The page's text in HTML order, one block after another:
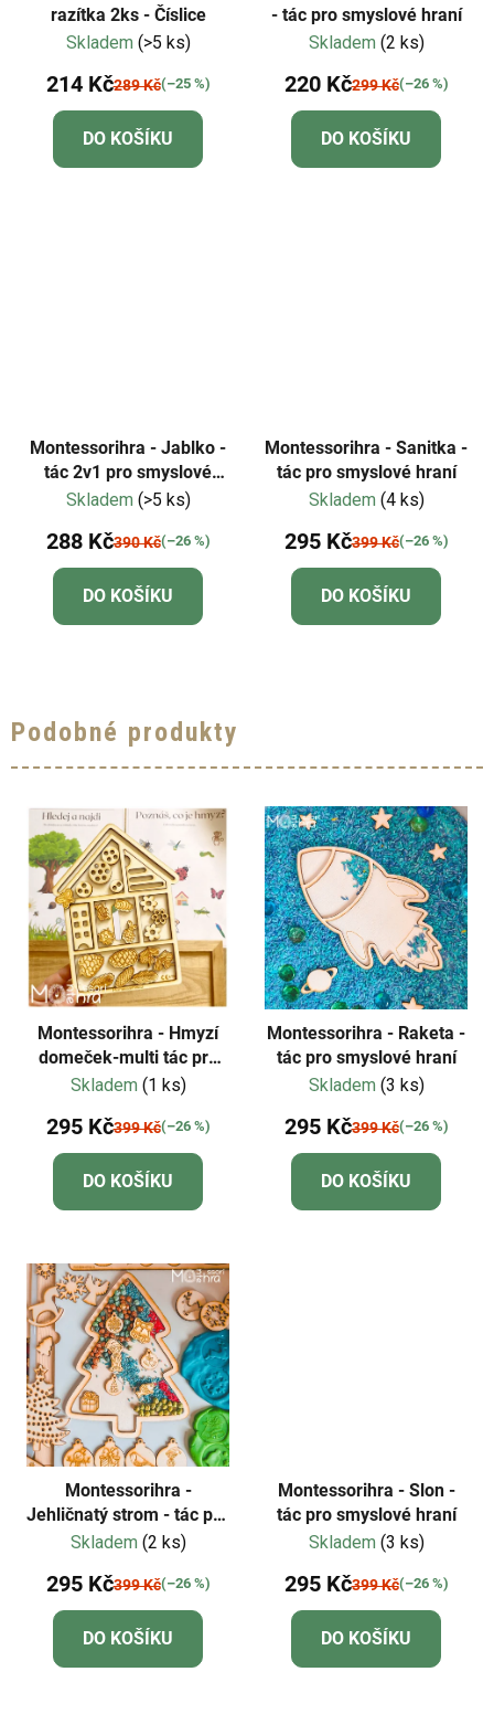
razítka 2ks - Číslice
Skladem (>5 ks)
214 Kč289 Kč(–25 %)
DO KOŠÍKU
- tác pro smyslové hraní
Skladem (2 ks)
220 Kč299 Kč(–26 %)
DO KOŠÍKU
Montessorihra - Jablko -
tác 2v1 pro smyslové
hraní
Skladem (>5 ks)
288 Kč390 Kč(–26 %)
DO KOŠÍKU
Montessorihra - Sanitka -
tác pro smyslové hraní
Skladem (4 ks)
295 Kč399 Kč(–26 %)
DO KOŠÍKU
Podobné produkty
Montessorihra - Hmyzí
domeček-multi tác pro
smyslové hraní
Skladem (1 ks)
295 Kč399 Kč(–26 %)
DO KOŠÍKU
Montessorihra - Raketa -
tác pro smyslové hraní
Skladem (3 ks)
295 Kč399 Kč(–26 %)
DO KOŠÍKU
Montessorihra -
Jehličnatý strom - tác pro
smyslové hraní
Skladem (2 ks)
295 Kč399 Kč(–26 %)
DO KOŠÍKU
Montessorihra - Slon -
tác pro smyslové hraní
Skladem (3 ks)
295 Kč399 Kč(–26 %)
DO KOŠÍKU